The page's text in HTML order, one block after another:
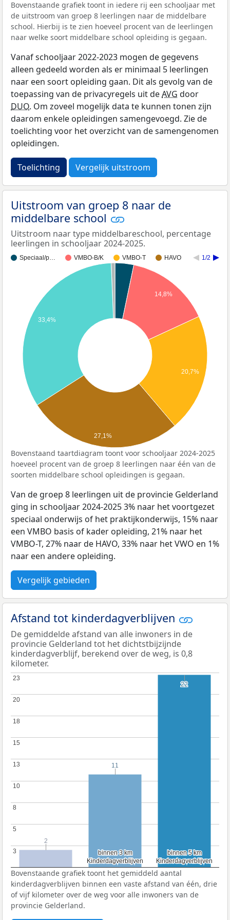
Bovenstaande grafiek toont in iedere rij een schooljaar met
de uitstroom van groep 8 leerlingen naar de middelbare
school. Hierbij is te zien hoeveel procent van de leerlingen
naar welke soort middelbare school opleiding is gegaan.
Vanaf schooljaar 2022-2023 mogen de gegevens
alleen gedeeld worden als er minimaal 5 leerlingen
naar een soort opleiding gaan. Dit als gevolg van de
toepassing van de privacyregels uit deAVG door
DUO. Om zoveel mogelijk data te kunnen tonen zijn
daarom enkele opleidingen samengevoegd. Zie de
toelichting voor het overzicht van de samengenomen
opleidingen.
Toelichting Vergelijk uitstroom
Uitstroom van groep 8 naar de
middelbare school
Uitstroom naar type middelbareschool, percentage
leerlingen in schooljaar 2024-2025.
Speciaal/p… VMBO-B/K VMBO-T HAVO 1/2
14,8%
20,7%
33,4%
27,1%
Bovenstaand taartdiagram toont voor schooljaar 2024-2025
hoeveel procent van de groep 8 leerlingen naar één van de
soorten middelbare school opleidingen is gegaan.
Van de groep 8 leerlingen uit de provincie Gelderland
ging in schooljaar 2024-2025 3% naar het voortgezet
speciaal onderwijs of het praktijkonderwijs, 15% naar
een VMBO basis of kader opleiding, 21% naar het
VMBO-T, 27% naar de HAVO, 33% naar het VWO en 1%
naar een andere opleiding.
Vergelijk gebieden
Afstand tot kinderdagverblijven
De gemiddelde afstand van alle inwoners in de
provincie Gelderland tot het dichtstbijzijnde
kinderdagverblijf, berekend over de weg, is 0,8
kilometer.
Kinderdagverblijven
Kinderdagverblijven
binnen 3 km
binnen 3 km
Kinderdagverblijven
Kinderdagverblijven
binnen 5 km
binnen 5 km
3
3
5
5
8
8
10
10
13
13
15
15
18
18
20
20
23
23
2
2
11
11
22
22
Bovenstaande grafiek toont het gemiddeld aantal
kinderdagverblijven binnen een vaste afstand van één, drie
of vijf kilometer over de weg voor alle inwoners van de
provincie Gelderland.